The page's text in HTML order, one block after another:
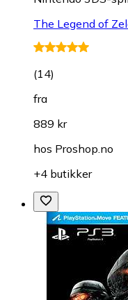
The Legend of
(14)
fra
889 kr
hos Proshop.no
+4 butikker